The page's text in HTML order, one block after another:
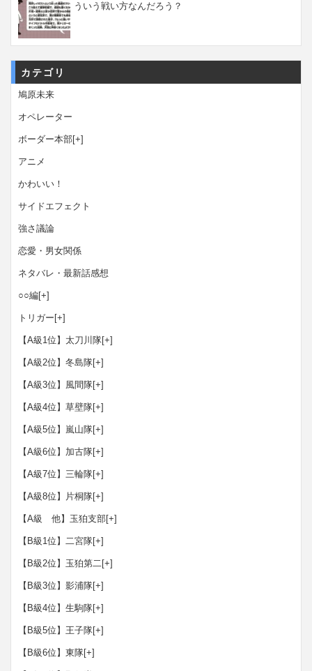
ういう戦い方なんだろう？
カテゴリ
鳩原未来
オペレーター
ボーダー本部[+]
アニメ
かわいい！
サイドエフェクト
強さ議論
恋愛・男女関係
ネタバレ・最新話感想
○○編[+]
トリガー [+]
【A級1位】太刀川隊[+]
【A級2位】冬島隊[+]
【A級3位】風間隊[+]
【A級4位】草壁隊[+]
【A級5位】嵐山隊[+]
【A級6位】加古隊[+]
【A級7位】三輪隊[+]
【A級8位】片桐隊[+]
【A級 他】玉狛支部[+]
【B級1位】二宮隊[+]
【B級2位】玉狛第二[+]
【B級3位】影浦隊[+]
【B級4位】生駒隊[+]
【B級5位】王子隊[+]
【B級6位】東隊[+]